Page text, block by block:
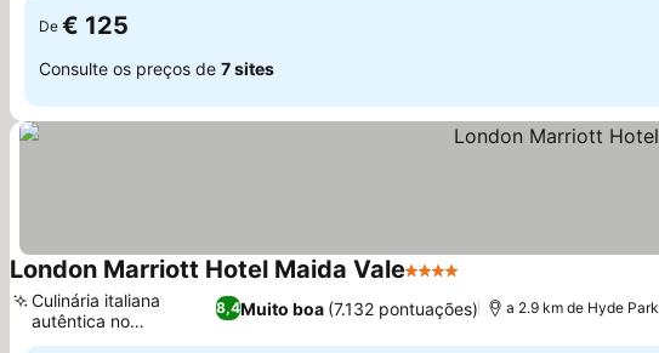
De € 125
Consulte os preços de 7 sites
London Marriott Hotel Maida Vale4 Estrelas
8,4Muito boa (7.132 pontuações)
Culinária italiana
autêntica no
Carluccio's
a 2.9 km de Hyde Park